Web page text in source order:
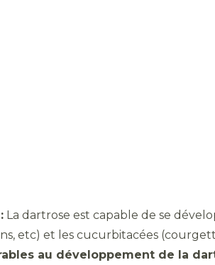
La dartrose est capable de se
etc) et les cucurbitacées
au développement de la